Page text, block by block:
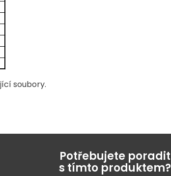
soubory.
Potřebujete poradit
s tímto produktem?